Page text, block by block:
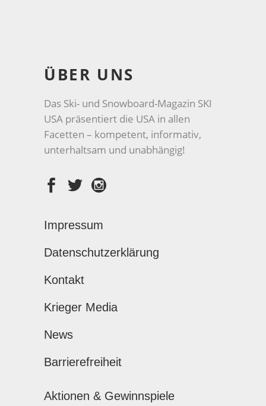
ÜBER UNS
Das Ski- und Snowboard-Magazin SKI
USA präsentiert die USA in allen
Facetten – kompetent, informativ,
unterhaltsam und unabhängig!
Impressum
Datenschutzerklärung
Kontakt
Krieger Media
News
Barrierefreiheit
Aktionen & Gewinnspiele